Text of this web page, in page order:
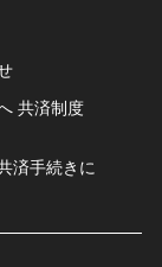
共済制度
済手続きに